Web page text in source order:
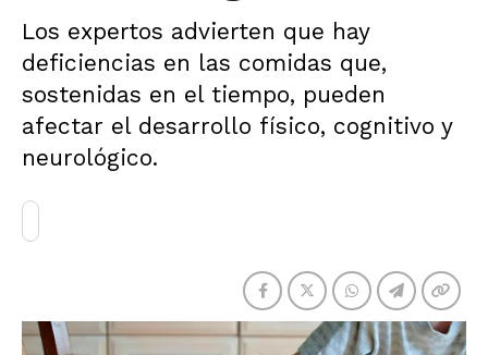
Los expertos advierten que hay
deficiencias en las comidas que,
sostenidas en el tiempo, pueden
afectar el desarrollo físico, cognitivo y
neurológico.